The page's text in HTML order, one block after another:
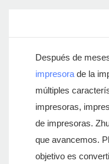
Después de
impresora de la
múltiples
impresoras,
de impresoras.
que avancemos.
objetivo es